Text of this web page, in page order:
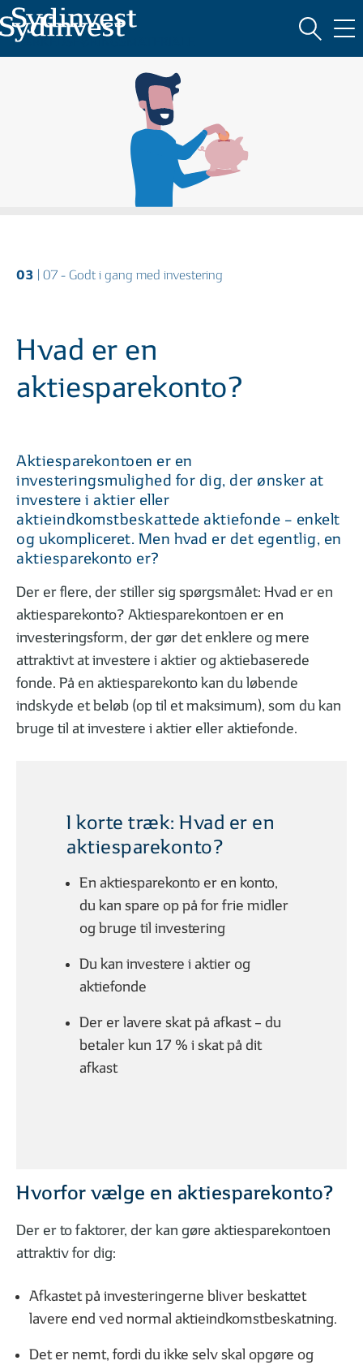
MARKEDSFØRINGSMATERIALE
03 | 07 - Godt i gang med investering
Hvad er en
aktiesparekonto?
Aktiesparekontoen er en
investeringsmulighed for dig, der ønsker at
investere i aktier eller
aktieindkomstbeskattede aktiefonde – enkelt
og ukompliceret. Men hvad er det egentlig, en
aktiesparekonto er?
Der er flere, der stiller sig spørgsmålet: Hvad er en
aktiesparekonto? Aktiesparekontoen er en
investeringsform, der gør det enklere og mere
attraktivt at investere i aktier og aktiebaserede
fonde. På en aktiesparekonto kan du løbende
indskyde et beløb (op til et maksimum), som du kan
bruge til at investere i aktier eller aktiefonde.
I korte træk: Hvad er en
aktiesparekonto?
En aktiesparekonto er en konto,
du kan spare op på for frie midler
og bruge til investering
Du kan investere i aktier og
aktiefonde
Der er lavere skat på afkast – du
betaler kun 17 % i skat på dit
afkast
Hvorfor vælge en aktiesparekonto?
Der er to faktorer, der kan gøre aktiesparekontoen
attraktiv for dig:
Afkastet på investeringerne bliver beskattet
lavere end ved normal aktieindkomstbeskatning.
Det er nemt, fordi du ikke selv skal opgøre og
Oversigt
Hvad vil det sige at investere?
FØR DU INVESTERER
Sådan kommer du godt i gang 6 gode
FORSKELLIGE INVESTERINGSMULIGHEDER
LÆST
GODT I GANG MED INVESTERING
DET FÅR DU I EN INVESTERINGSFORENING
| 06 LÆST
Hvad er et investeringsbevis?
02| 06